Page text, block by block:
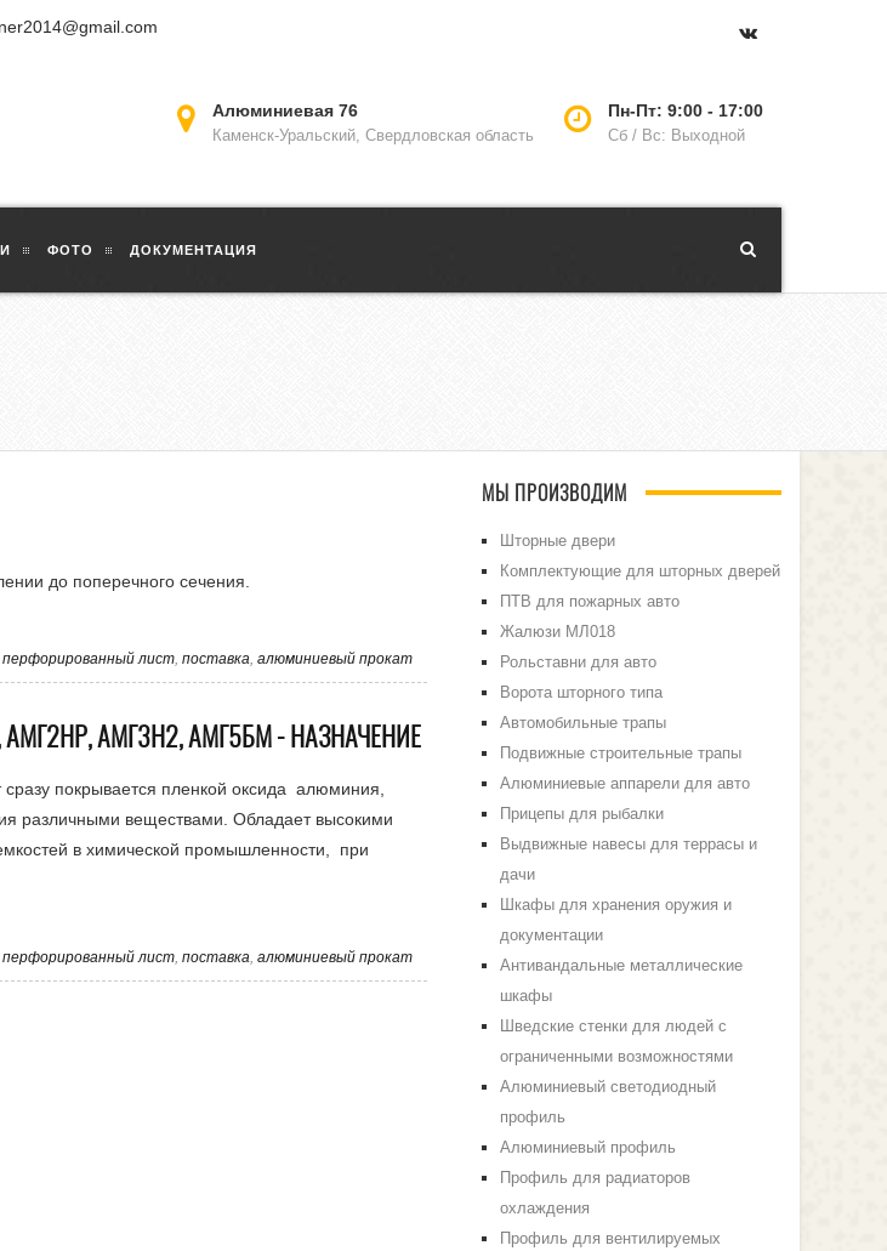
Пн-Пт: 9:00 - 17:00
Сб / Вс: Выходной
Алюминиевая 76
Каменск-Уральский, Свердловская область
ФОТО ДОКУМЕНТАЦИЯ
до поперечного сечения.
лист, поставка, алюминиевый прокат
АМГ3Н2, АМГ5БМ - НАЗНАЧЕНИЕ
покрывается пленкой оксида алюминия,
различными веществами. Обладает высокими
в химической промышленности, при
лист, поставка, алюминиевый прокат
МЫ ПРОИЗВОДИМ
Шторные двери
Комплектующие для шторных дверей
ПТВ для пожарных авто
Жалюзи МЛ018
Рольставни для авто
Ворота шторного типа
Автомобильные трапы
Подвижные строительные трапы
Алюминиевые аппарели для авто
Прицепы для рыбалки
Выдвижные навесы для террасы и
дачи
Шкафы для хранения оружия и
документации
Антивандальные металлические
шкафы
Шведские стенки для людей с
ограниченными возможностями
Алюминиевый светодиодный
профиль
Алюминиевый профиль
Профиль для радиаторов
охлаждения
Профиль для вентилируемых